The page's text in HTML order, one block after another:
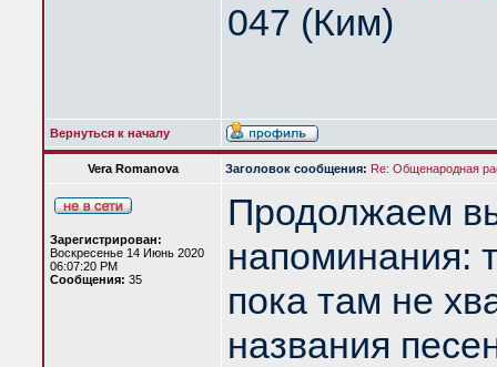
047 (Ким)
Вернуться к началу
Vera Romanova Заголовок сообщения: Re: Общенародная
Зарегистрирован:
Воскресенье 14 Июнь 2020
06:07:20 PM
Сообщения: 35
Продолжаем
напоминания:
пока там не
названия